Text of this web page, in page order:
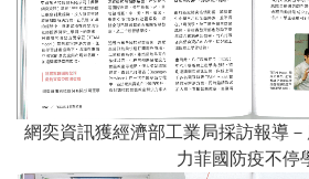
網奕資訊獲經濟部工業局採訪報導
力菲國防疫不停